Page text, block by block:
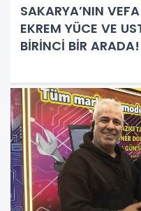
SAKARYA’NIN
EKREM YÜCE VE
BİRİNCİ BİR ARADA!